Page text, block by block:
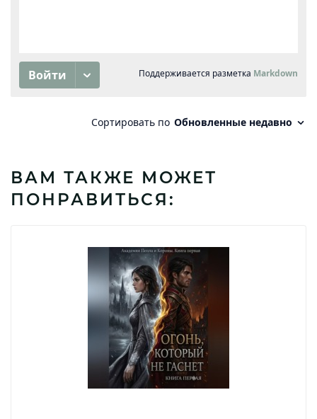
ВАМ ТАКЖЕ МОЖЕТ
ПОНРАВИТЬСЯ: